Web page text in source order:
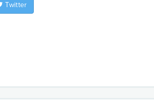
Twitter